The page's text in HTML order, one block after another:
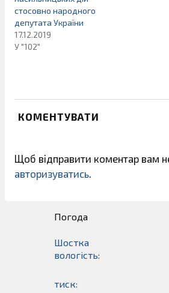
стосовно народного
депутата України
17.12.2019
У "102"
КОМЕНТУВАТИ
Щоб відправити коментар вам
авторизуватись.
Погода
Шостка
вологість:
тиск: